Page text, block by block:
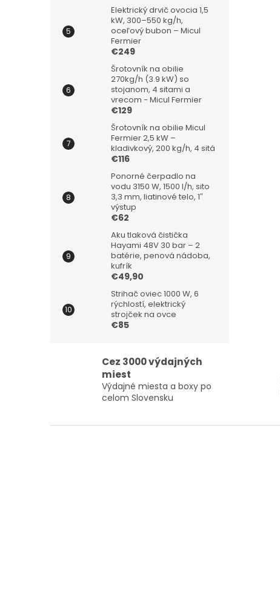
Elektrický drvič ovocia 1,5
kW, 300–550 kg/h,
oceľový bubon – Micul
Fermier
€249
Šrotovník na obilie
270kg/h (3.9 kW) so
stojanom, 4 sitami a
vrecom - Micul Fermier
€129
Šrotovník na obilie Micul
Fermier 2,5 kW –
kladivkový, 200 kg/h, 4 sitá
€116
Ponorné čerpadlo na
vodu 3150 W, 1500 l/h, sito
3,3 mm, liatinové telo, 1″
výstup
€62
Aku tlaková čistička
Hayami 48V 30 bar – 2
batérie, penová nádoba,
kufrík
€49,90
Strihač oviec 1000 W, 6
rýchlostí, elektrický
strojček na ovce
€85
Cez 3000 výdajných
miest
Výdajné miesta a boxy po
celom Slovensku